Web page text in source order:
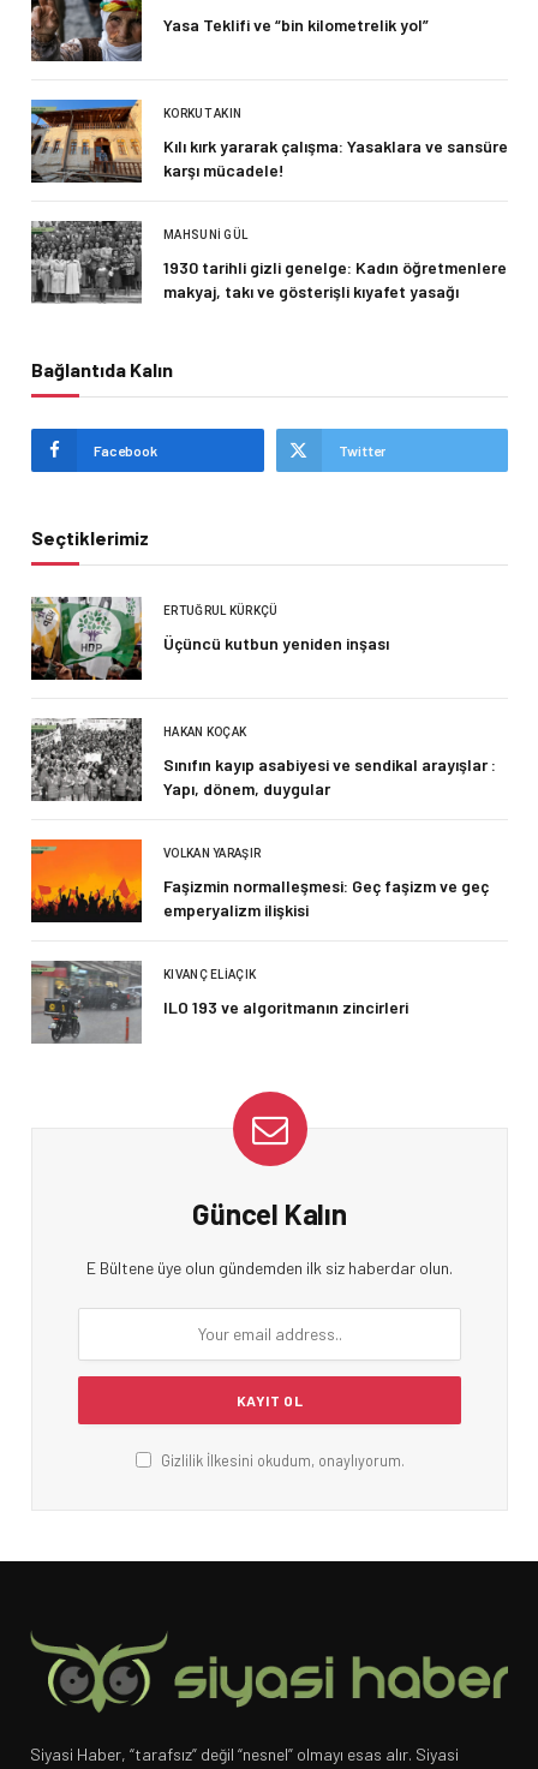
Yasa Teklifi ve “bin kilometrelik yol”
KORKUT AKIN
Kılı kırk yararak çalışma: Yasaklara ve sansüre
karşı mücadele!
MAHSUNI GÜL
1930 tarihli gizli genelge: Kadın öğretmenlere
makyaj, takı ve gösterişli kıyafet yasağı
Bağlantıda Kalın
Facebook Twitter
Seçtiklerimiz
ERTUĞRUL KÜRKÇÜ
Üçüncü kutbun yeniden inşası
HAKAN KOÇAK
Sınıfın kayıp asabiyesi ve sendikal arayışlar :
Yapı, dönem, duygular
VOLKAN YARAŞIR
Faşizmin normalleşmesi: Geç faşizm ve geç
emperyalizm ilişkisi
KIVANÇ ELIAÇIK
ILO 193 ve algoritmanın zincirleri
Güncel Kalın
E Bültene üye olun gündemden ilk siz haberdar olun.
Gizlilik İlkesini okudum, onaylıyorum.
Siyasi Haber, “tarafsız” değil “nesnel” olmayı esas alır. Siyasi